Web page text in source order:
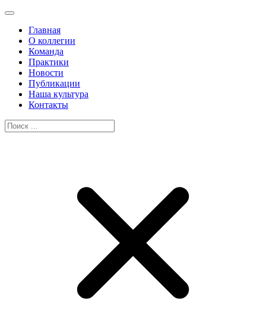
Главная
О коллегии
Команда
Практики
Новости
Публикации
Наша культура
Контакты